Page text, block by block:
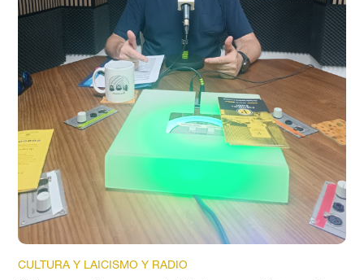
CULTURA Y LAICISMO Y RADIO